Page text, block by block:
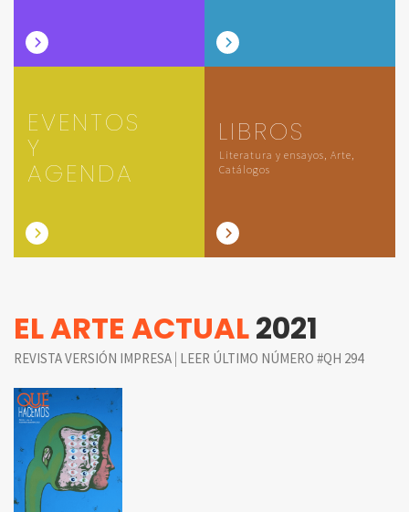
EVENTOS
Y
AGENDA
LIBROS
Literatura y ensayos, Arte,
Catálogos
EL ARTE ACTUAL2021
REVISTA VERSIÓN IMPRESA | LEER ÚLTIMO NÚMERO #QH 294